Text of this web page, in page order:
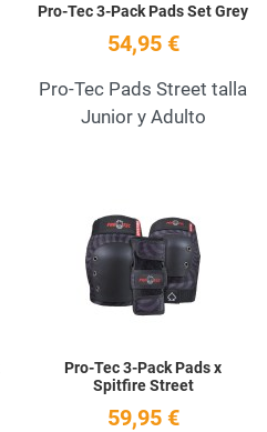
Pro-Tec 3-Pack Pads Set Grey
54,95 €
Pro-Tec Pads Street talla
Junior y Adulto
Add to Wishlist
Quick View
Pro-Tec 3-Pack Pads x
Spitfire Street
59,95 €